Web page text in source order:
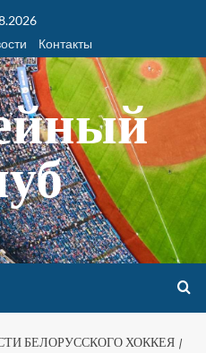
Контакты
БЕЛОРУССКОГО ХОККЕЯ